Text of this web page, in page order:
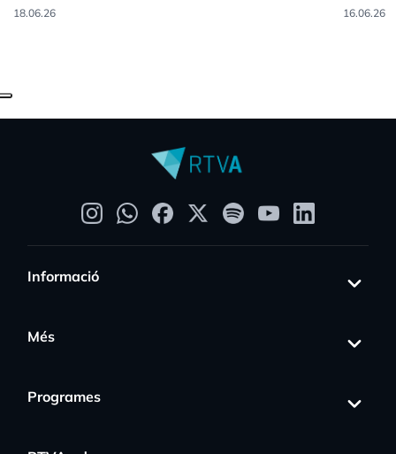
18.06.26 16.06.26
Informació
Més
Programes